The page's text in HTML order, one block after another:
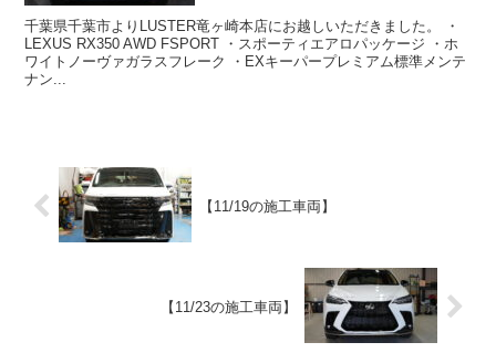
千葉県千葉市よりLUSTER竜ヶ崎本店にお越しいただきました。 ・
LEXUS RX350 AWD FSPORT ・スポーティエアロパッケージ ・ホ
ワイトノーヴァガラスフレーク ・EXキーパープレミアム標準メンテ
ナン...
【11/19の施工車両】
【11/23の施工車両】